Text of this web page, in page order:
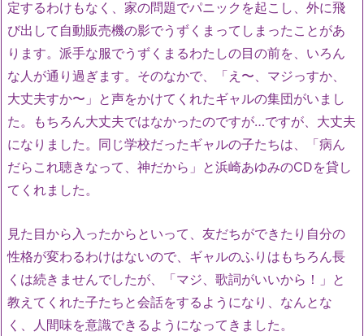
定するわけもなく、家の問題でパニックを起こし、外に飛
び出して自動販売機の影でうずくまってしまったことがあ
ります。派手な服でうずくまるわたしの目の前を、いろん
な人が通り過ぎます。そのなかで、「え〜、マジっすか、
大丈夫すか〜」と声をかけてくれたギャルの集団がいまし
た。もちろん大丈夫ではなかったのですが…ですが、大丈夫
になりました。同じ学校だったギャルの子たちは、「病ん
だらこれ聴きなって、神だから」と浜崎あゆみのCDを貸し
てくれました。
見た目から入ったからといって、友だちができたり自分の
性格が変わるわけはないので、ギャルのふりはもちろん長
くは続きませんでしたが、「マジ、歌詞がいいから！」と
教えてくれた子たちと会話をするようになり、なんとな
く、人間味を意識できるようになってきました。